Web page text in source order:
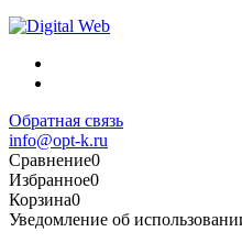
Обратная связь
info@opt-k.ru
Сравнение0
Избранное0
Корзина0
Уведомление об